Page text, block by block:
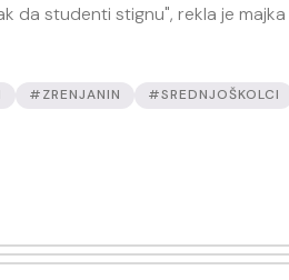
da studenti stignu", rekla je
#ZRENJANIN #SREDNJOŠKOLCI